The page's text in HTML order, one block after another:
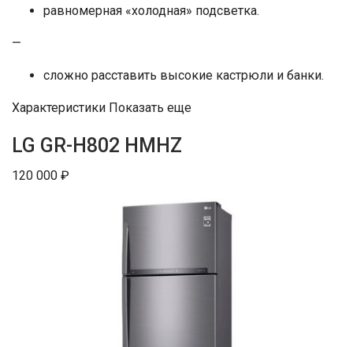
равномерная «холодная» подсветка.
—
сложно расставить высокие кастрюли и банки.
Характеристики Показать еще
LG GR-H802 HMHZ
120 000 ₽